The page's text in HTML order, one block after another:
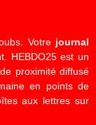
Votre journal
HEBDO25 est un
proximité diffusé
en points de
aux lettres sur